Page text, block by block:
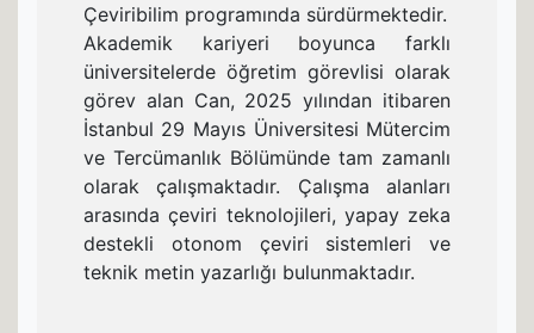
Çeviribilim programında sürdürmektedir.
Akademik kariyeri boyunca farklı
üniversitelerde öğretim görevlisi olarak
görev alan Can, 2025 yılından itibaren
İstanbul 29 Mayıs Üniversitesi Mütercim
ve Tercümanlık Bölümünde tam zamanlı
olarak çalışmaktadır. Çalışma alanları
arasında çeviri teknolojileri, yapay zeka
destekli otonom çeviri sistemleri ve
teknik metin yazarlığı bulunmaktadır.